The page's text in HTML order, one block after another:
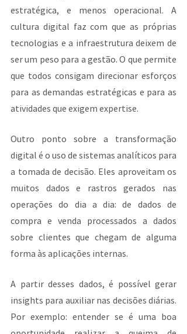
estratégica, e menos operacional. A
cultura digital faz com que as próprias
tecnologias e a infraestrutura deixem de
ser um peso para a gestão. O que permite
que todos consigam direcionar esforços
para as demandas estratégicas e para as
atividades que exigem expertise.
Outro ponto sobre a transformação
digital é o uso de sistemas analíticos para
a tomada de decisão. Eles aproveitam os
muitos dados e rastros gerados nas
operações do dia a dia: de dados de
compra e venda processados a dados
sobre clientes que chegam de alguma
forma às aplicações internas.
A partir desses dados, é possível gerar
insights para auxiliar nas decisões diárias.
Por exemplo: entender se é uma boa